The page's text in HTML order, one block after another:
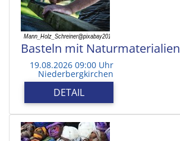
Basteln mit Naturmaterialien
19.08.2026 09:00 Uhr
Niederbergkirchen
DETAIL